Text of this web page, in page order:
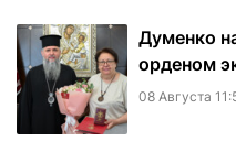
Думенко
орденом
08 Августа